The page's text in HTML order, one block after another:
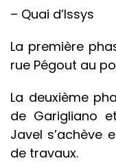
– Quai d’Issys
La première
rue Pégout au
La deuxième
de Garigliano
Javel s’achève
de travaux.